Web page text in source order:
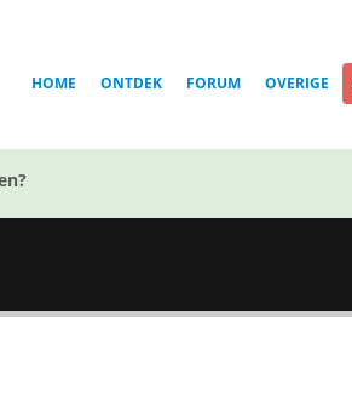
HOME ONTDEK FORUM OVERIGE